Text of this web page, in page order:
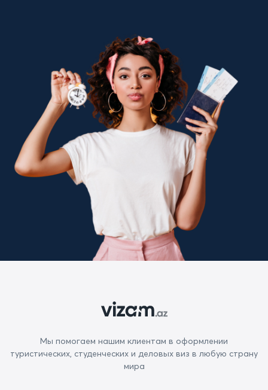
Мы помогаем нашим клиентам в оформлении
туристических, студенческих и деловых виз в любую страну
мира